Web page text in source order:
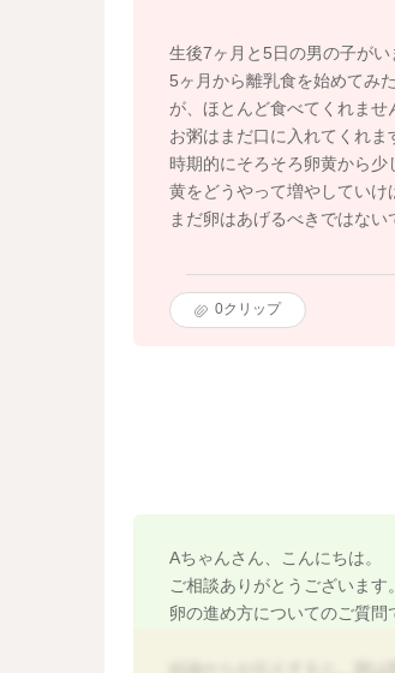
生後7ヶ月と5日の男の子がい
5ヶ月から離乳食を始めてみ
が、ほとんど食べてくれませ
お粥はまだ口に入れてくれま
時期的にそろそろ卵黄から
黄をどうやって増やしていけ
まだ卵はあげるべきではない
0クリップ
Aちゃんさん、こんにちは。
ご相談ありがとうございます。
卵の進め方についてのご質問